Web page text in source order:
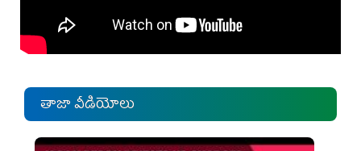
తాజా వీడియోలు